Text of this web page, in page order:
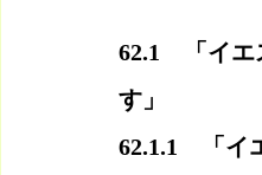
62.1　「イ
す」
62.1.1　「イ